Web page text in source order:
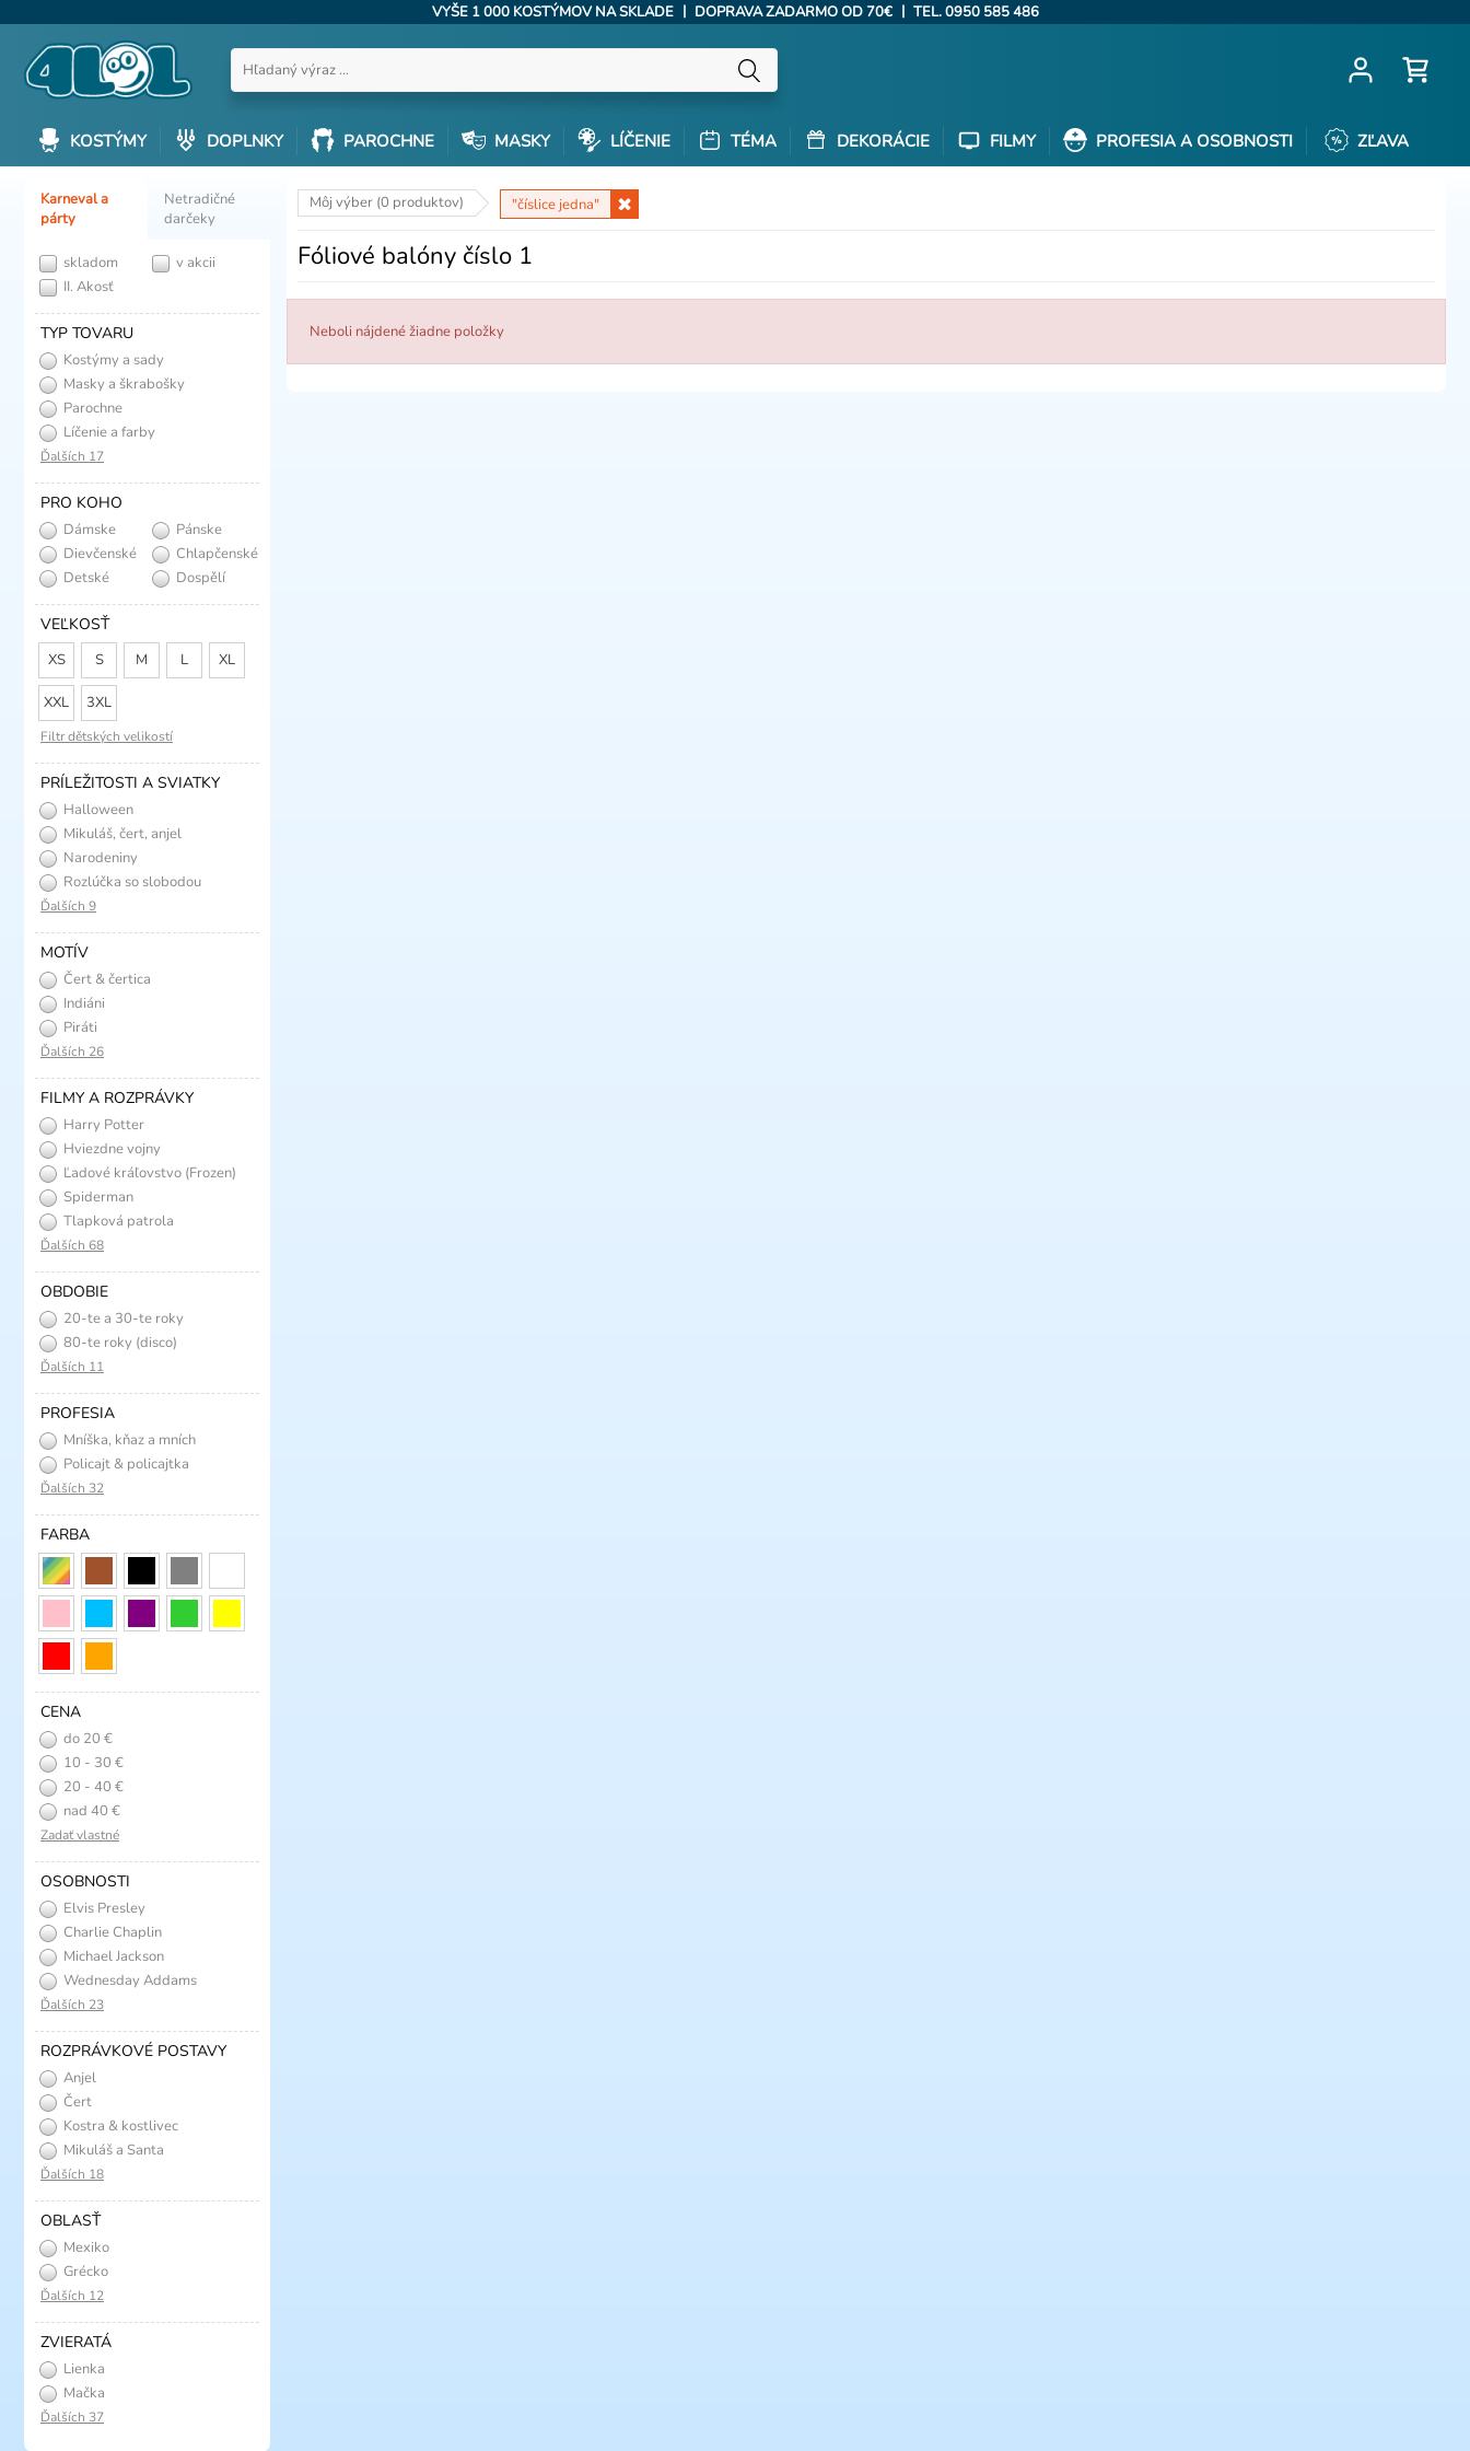
VYŠE 1 000 KOSTÝMOV NA SKLADE | DOPRAVA ZADARMO OD 70€ | TEL. 0950 585 486
KOSTÝMY DOPLNKY PAROCHNE MASKY LÍČENIE TÉMA DEKORÁCIE FILMY PROFESIA A OSOBNOSTI ZĽAVA
Môj výber (0 produktov) "číslice jedna"
Fóliové balóny číslo 1
Neboli nájdené žiadne položky
Karneval a
párty
Netradičné
darčeky
skladom
v akcii
II. Akosť
TYP TOVARU
Kostýmy a sady
Masky a škrabošky
Parochne
Líčenie a farby
Ďalších 17
PRO KOHO
Dámske
Pánske
Dievčenské
Chlapčenské
Detské
Dospělí
VEĽKOSŤ
XS S M L XL
XXL 3XL
Filtr dětských velikostí
PRÍLEŽITOSTI A SVIATKY
Halloween
Mikuláš, čert, anjel
Narodeniny
Rozlúčka so slobodou
Ďalších 9
MOTÍV
Čert & čertica
Indiáni
Piráti
Ďalších 26
FILMY A ROZPRÁVKY
Harry Potter
Hviezdne vojny
Ľadové kráľovstvo (Frozen)
Spiderman
Tlapková patrola
Ďalších 68
OBDOBIE
20-te a 30-te roky
(charleston)
80-te roky (disco)
Ďalších 11
PROFESIA
Mníška, kňaz a mních
Policajt & policajtka
Ďalších 32
FARBA
CENA
do 20 €
10 - 30 €
20 - 40 €
nad 40 €
Zadať vlastné
OSOBNOSTI
Elvis Presley
Charlie Chaplin
Michael Jackson
Wednesday Addams
Ďalších 23
ROZPRÁVKOVÉ POSTAVY
Anjel
Čert
Kostra & kostlivec
Mikuláš a Santa
Ďalších 18
OBLASŤ
Mexiko
Grécko
Ďalších 12
ZVIERATÁ
Lienka
Mačka
Ďalších 37